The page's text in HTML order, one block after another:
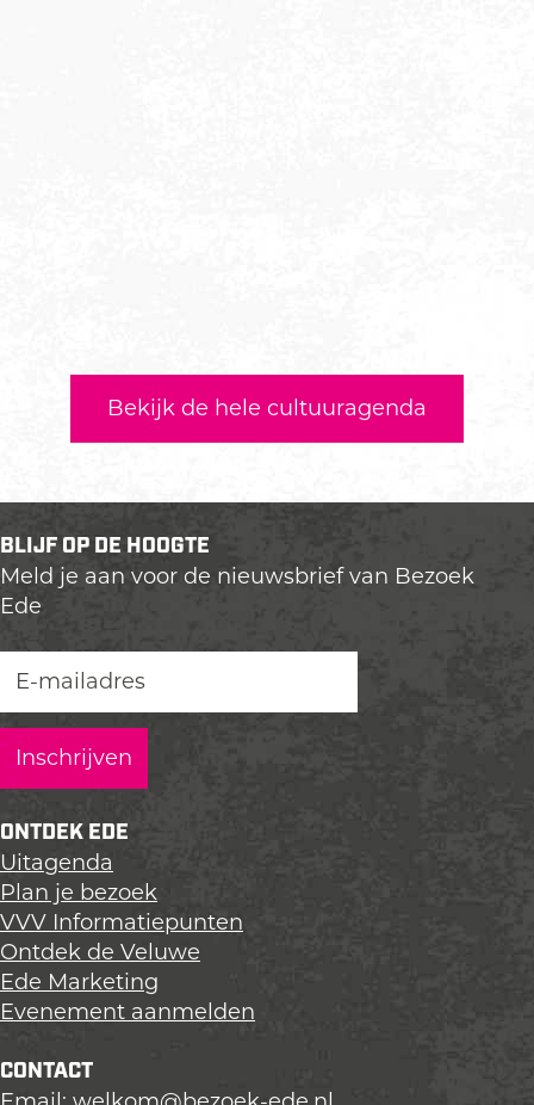
Bekijk de hele cultuuragenda
BLIJF OP DE HOOGTE
Meld je aan voor de nieuwsbrief van Bezoek
Ede
ONTDEK EDE
Uitagenda
Plan je bezoek
VVV Informatiepunten
Ontdek de Veluwe
Ede Marketing
Evenement aanmelden
CONTACT